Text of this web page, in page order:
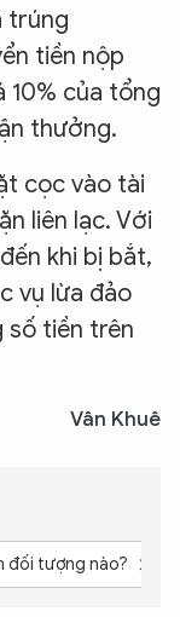
trúng
tiền nộp
10% của tổng
thưởng.
cọc vào tài
liên lạc. Với
khi bị bắt,
vụ lừa đảo
số tiền trên
Vân Khuê
đối tượng nào?